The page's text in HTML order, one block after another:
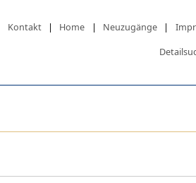
Kontakt | Home | Neuzugänge |